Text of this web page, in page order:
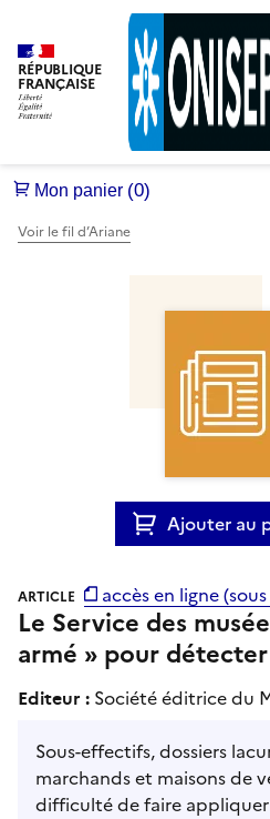
RÉPUBLIQUE
FRANÇAISE
Voir le fil d’Ariane
Ajouter au
accès en ligne
ARTICLE
Le Service des
armé » pour
Editeur : Société éditrice du
Sous-effectifs, dossiers
marchands et maisons de
difficulté de faire